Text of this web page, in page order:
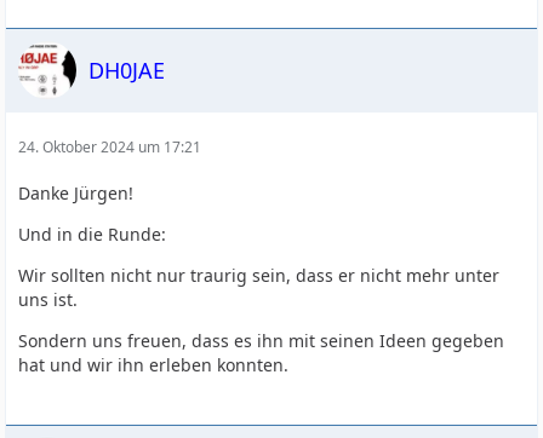
DH0JAE
24. Oktober 2024 um 17:21
Danke Jürgen!
Und in die Runde:
Wir sollten nicht nur traurig sein, dass er nicht mehr unter
uns ist.
Sondern uns freuen, dass es ihn mit seinen Ideen gegeben
hat und wir ihn erleben konnten.